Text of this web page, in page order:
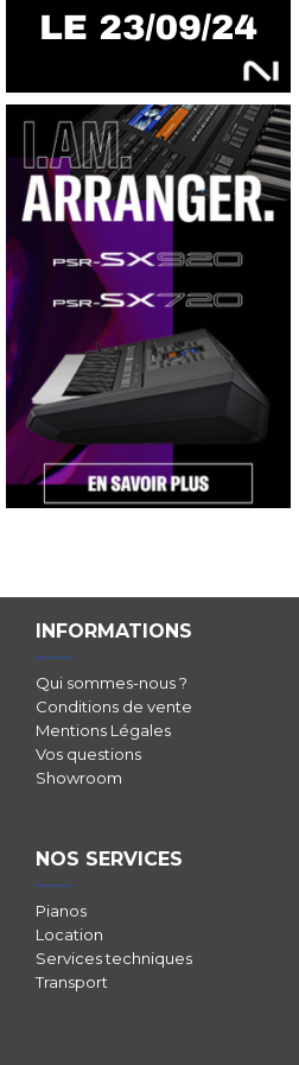
INFORMATIONS
Qui sommes-nous ?
Conditions de vente
Mentions Légales
Vos questions
Showroom
NOS SERVICES
Pianos
Location
Services techniques
Transport